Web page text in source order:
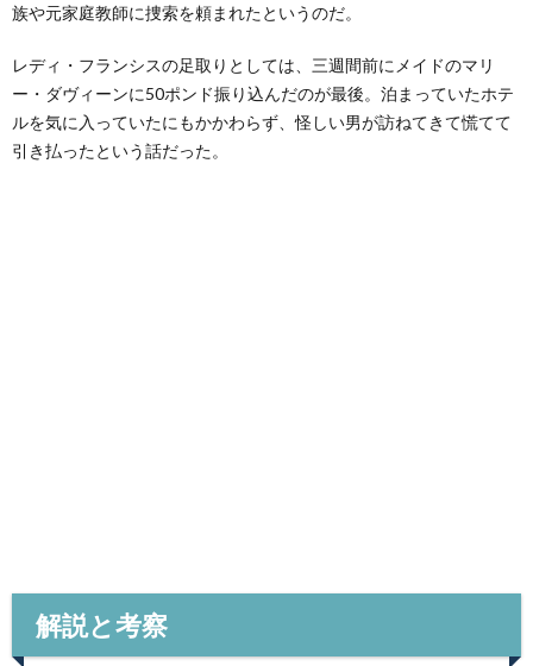
族や元家庭教師に捜索を頼まれたというのだ。
レディ・フランシスの足取りとしては、三週間前にメイドのマリ
ー・ダヴィーンに50ポンド振り込んだのが最後。泊まっていたホテ
ルを気に入っていたにもかかわらず、怪しい男が訪ねてきて慌てて
引き払ったという話だった。
解説と考察